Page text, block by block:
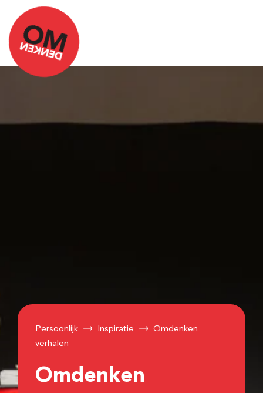
Persoonlijk Inspiratie
Omdenken
verhalen
Omdenken